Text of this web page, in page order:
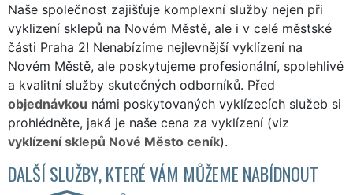
Naše společnost zajišťuje komplexní služby nejen při
vyklizení sklepů na Novém Městě, ale i v celé městské
části Praha 2! Nenabízíme nejlevnější vyklízení na
Novém Městě, ale poskytujeme profesionální, spolehlivé
a kvalitní služby skutečných odborníků. Před
objednávkou námi poskytovaných vyklízecích služeb si
prohlédněte, jaká je naše cena za vyklízení (viz
vyklízení sklepů Nové Město ceník).
DALŠÍ SLUŽBY, KTERÉ VÁM MŮŽEME NABÍDNOUT